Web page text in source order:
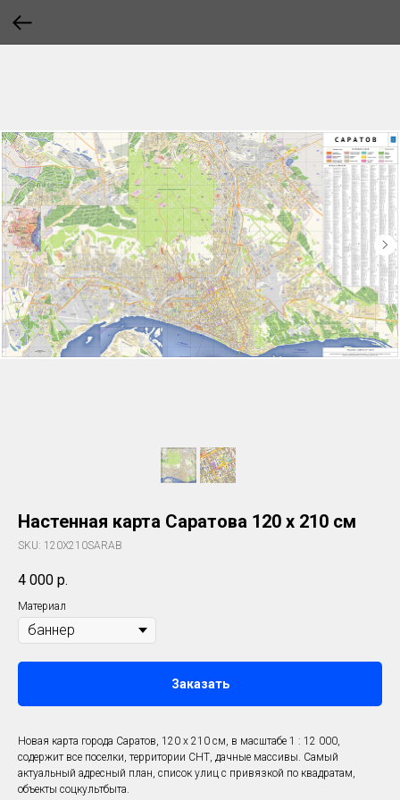
Настенная карта Саратова 120 х 210 см
SKU: 120Х210SARAB
4 000 р.
Материал
Заказать
Новая карта города Саратов, 120 х 210 см, в масштабе 1 : 12 000,
содержит все поселки, территории СНТ, дачные массивы. Самый
актуальный адресный план, список улиц с привязкой по квадратам,
объекты соцкультбыта.